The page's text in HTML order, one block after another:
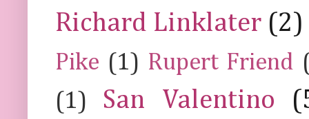
Richard Linklater (2)
Pike (1) Rupert Friend
(1)
San Valentino